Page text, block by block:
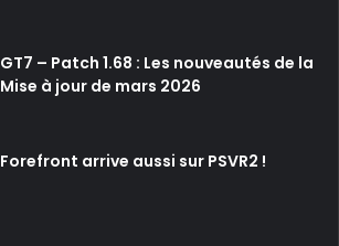
GT7 – Patch 1.68 : Les nouveautés de la
Mise à jour de mars 2026
Forefront arrive aussi sur PSVR2 !